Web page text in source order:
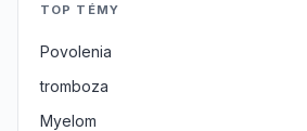
TOP TÉMY
Povolenia
tromboza
Myelom